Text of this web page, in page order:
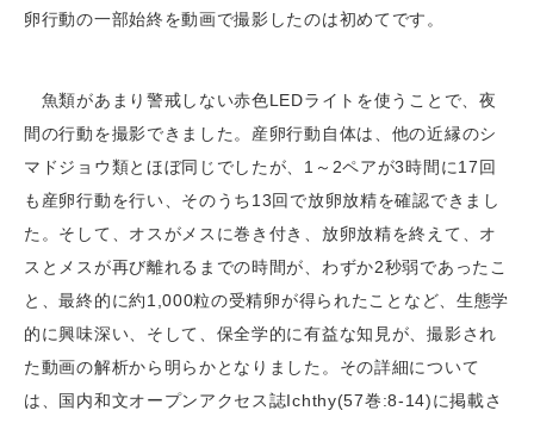
卵行動の一部始終を動画で撮影したのは初めてです。
魚類があまり警戒しない赤色LEDライトを使うことで、夜
間の行動を撮影できました。産卵行動自体は、他の近縁のシ
マドジョウ類とほぼ同じでしたが、1～2ペアが3時間に17回
も産卵行動を行い、そのうち13回で放卵放精を確認できまし
た。そして、オスがメスに巻き付き、放卵放精を終えて、オ
スとメスが再び離れるまでの時間が、わずか2秒弱であったこ
と、最終的に約1,000粒の受精卵が得られたことなど、生態学
的に興味深い、そして、保全学的に有益な知見が、撮影され
た動画の解析から明らかとなりました。その詳細について
は、国内和文オープンアクセス誌Ichthy(57巻:8-14)に掲載さ